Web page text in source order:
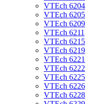
VTEch 6204
VTEch 6205
VTEch 6209
VTEch 6211
VTEch 6215
VTEch 6219
VTEch 6221
VTEch 6222
VTEch 6225
VTEch 6226
VTEch 6228